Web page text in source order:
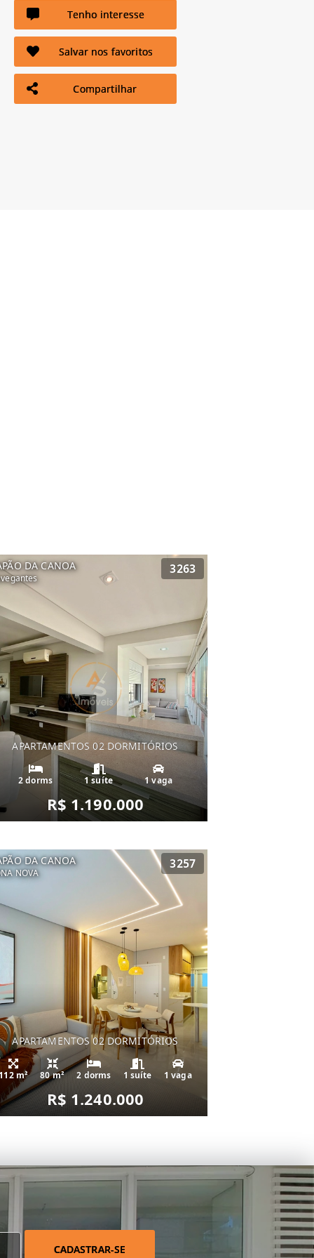
Tenho interesse
Salvar nos favoritos
Compartilhar
DA CANOA 3263
APARTAMENTOS 02 DORMITÓRIOS
2 dorms 1 suíte 1 vaga
R$ 1.190.000
DA CANOA
NOVA
3257
APARTAMENTOS 02 DORMITÓRIOS
m² 80 m² 2 dorms 1 suíte 1 vaga
R$ 1.240.000
CADASTRAR-SE